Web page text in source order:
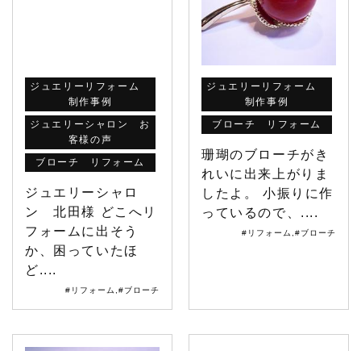
ジュエリーリフォーム
制作事例
ジュエリーシャロン お
客様の声
ブローチ リフォーム
ジュエリーシャロ
ン 北田様 どこへリ
フォームに出そう
か、困っていたほ
ど....
#リフォーム #ブローチ
ジュエリーリフォーム
制作事例
ブローチ リフォーム
珊瑚のブローチがき
れいに出来上がりま
したよ。 小振りに作
っているので、....
#リフォーム #ブローチ